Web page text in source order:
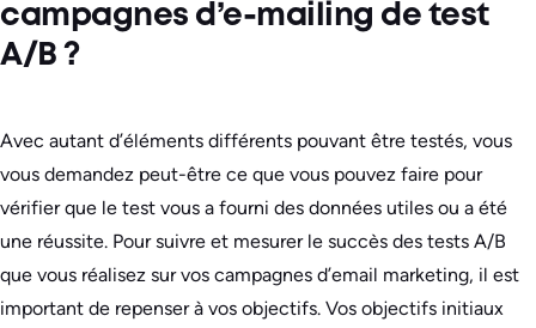
campagnes d’e-mailing de test
A/B ?
Avec autant d’éléments différents pouvant être testés, vous
vous demandez peut-être ce que vous pouvez faire pour
vérifier que le test vous a fourni des données utiles ou a été
une réussite. Pour suivre et mesurer le succès des tests A/B
que vous réalisez sur vos campagnes d’email marketing, il est
important de repenser à vos objectifs. Vos objectifs initiaux